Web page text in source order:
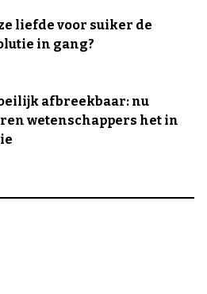
liefde voor suiker de
in gang?
afbreekbaar: nu
wetenschappers het in